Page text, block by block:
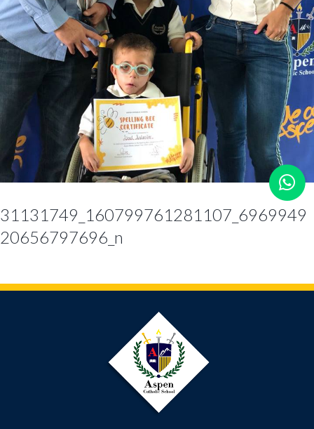
31131749_160799761281107_6969949
20656797696_n